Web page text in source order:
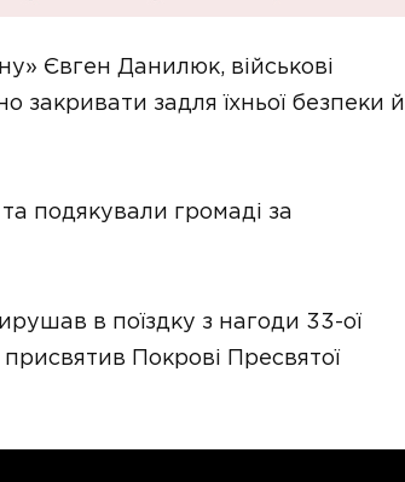
Євген Данилюк, військові
закривати задля їхньої безпеки й
подякували громаді за
в поїздку з нагоди 33-ої
Покрові Пресвятої